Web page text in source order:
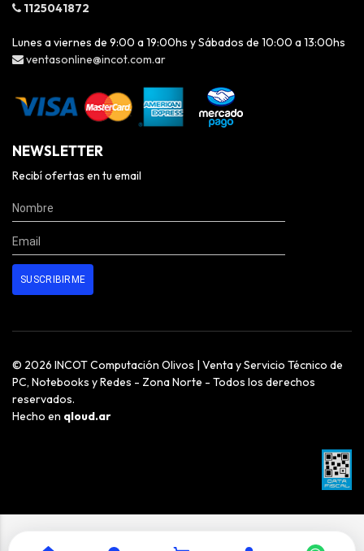
1125041872
Lunes a viernes de 9:00 a 19:00hs y Sábados de 10:00 a 13:00hs
ventasonline@incot.com.ar
NEWSLETTER
Recibí ofertas en tu email
© 2026 INCOT Computación Olivos | Venta y Servicio Técnico de
PC, Notebooks y Redes - Zona Norte - Todos los derechos
reservados.
Hecho en qloud.ar